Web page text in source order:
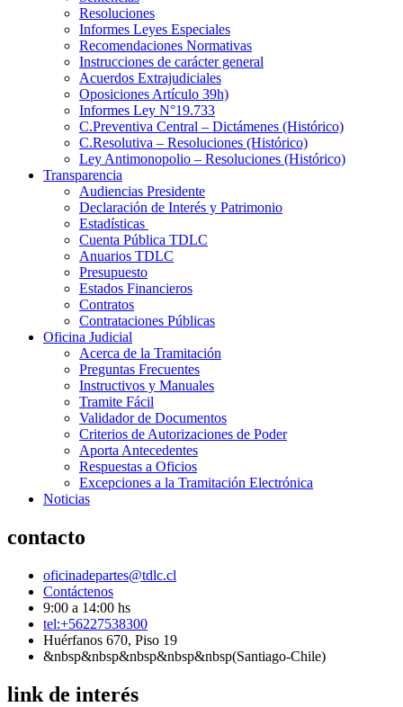
Resoluciones
Informes Leyes Especiales
Recomendaciones Normativas
Instrucciones de carácter general
Acuerdos Extrajudiciales
Oposiciones Artículo 39h)
Informes Ley N°19.733
C.Preventiva Central – Dictámenes (Histórico)
C.Resolutiva – Resoluciones (Histórico)
Ley Antimonopolio – Resoluciones (Histórico)
Transparencia
Audiencias Presidente
Declaración de Interés y Patrimonio
Estadísticas
Cuenta Pública TDLC
Anuarios TDLC
Presupuesto
Estados Financieros
Contratos
Contrataciones Públicas
Oficina Judicial
Acerca de la Tramitación
Preguntas Frecuentes
Instructivos y Manuales
Tramite Fácil
Validador de Documentos
Criterios de Autorizaciones de Poder
Aporta Antecedentes
Respuestas a Oficios
Excepciones a la Tramitación Electrónica
Noticias
contacto
oficinadepartes@tdlc.cl
Contáctenos
9:00 a 14:00 hs
tel:+56227538300
Huérfanos 670, Piso 19
&nbsp&nbsp&nbsp&nbsp&nbsp(Santiago-Chile)
link de interés